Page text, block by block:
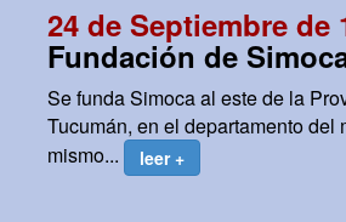
24 de Septiembre de
Fundación de
Se funda Simoca al este de la
Tucumán, en el departamento del
mismo...
leer +